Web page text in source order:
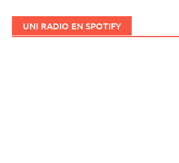
UNI RADIO EN SPOTIFY